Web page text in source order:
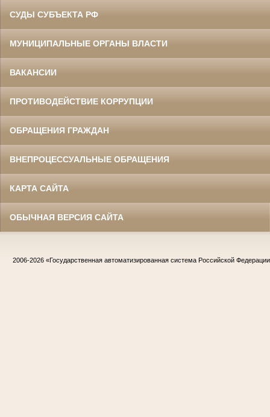
СУДЫ СУБЪЕКТА РФ
МУНИЦИПАЛЬНЫЕ ОРГАНЫ ВЛАСТИ
ВАКАНСИИ
ПРОТИВОДЕЙСТВИЕ КОРРУПЦИИ
ОБРАЩЕНИЯ ГРАЖДАН
ВНЕПРОЦЕССУАЛЬНЫЕ ОБРАЩЕНИЯ
КАРТА САЙТА
ОБЫЧНАЯ ВЕРСИЯ САЙТА
2006-2026 «Государственная автоматизированная система Российской